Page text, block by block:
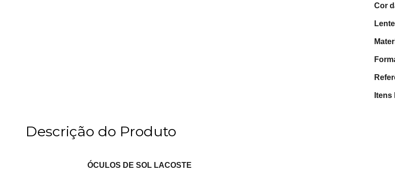
Cor
Descrição do Produto
ÓCULOS DE SOL LACOSTE